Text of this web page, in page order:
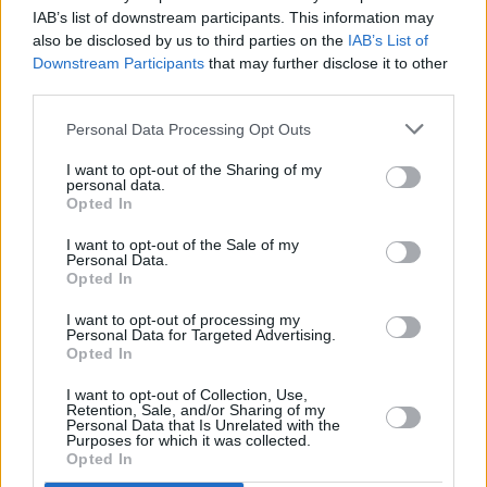
IAB’s list of downstream participants. This information may
also be disclosed by us to third parties on the IAB’s List of
Downstream Participants that may further disclose it to other
Personal Data Processing Opt Outs
I want to opt-out of the Sharing of my
personal data.
Opted In
I want to opt-out of the Sale of my
Personal Data.
Opted In
I want to opt-out of processing my
Personal Data for Targeted Advertising.
Opted In
I want to opt-out of Collection, Use,
Retention, Sale, and/or Sharing of my
Personal Data that Is Unrelated with the
Purposes for which it was collected.
Opted In
Chefkoch Rezepte - kochen wie die Profis
Chefkoch Rezeptegenau das Richtige. Erfahrene Hobbyköche
mal an neuen Rezepten, die eine gewisse Übung und
Fingerspitzengefühl erfordern. Wer kochen will wie ein Profi,
braucht auch entsprechende Rezepte für einen Chefkoch, um sein
Können unter Beweis zu stellen. Inspiriert von den
ausgezeichneten Sterneköchen, die in verschiedenen
Fernsehsendungen zeigen, wie man im Handumdrehen ein
auch in der heimischen Küche nachmachen.
Chefkoch Rezeptklassiker sind
mit SpinatundGans mit Maroni gefüllt . Wichtig hierbei ist, dass die
Chefkoch Rezepte gut erklärt sind und Schritt für Schritt zeigen, wie
das gewünschte Gericht zubereitet wird. Dabei kann die Qualität
der verwendeten Zutaten gar nicht hoch genug eingeschätzt
werden. Wer wie ein Chefkoch kochen will, sollte auch bei den